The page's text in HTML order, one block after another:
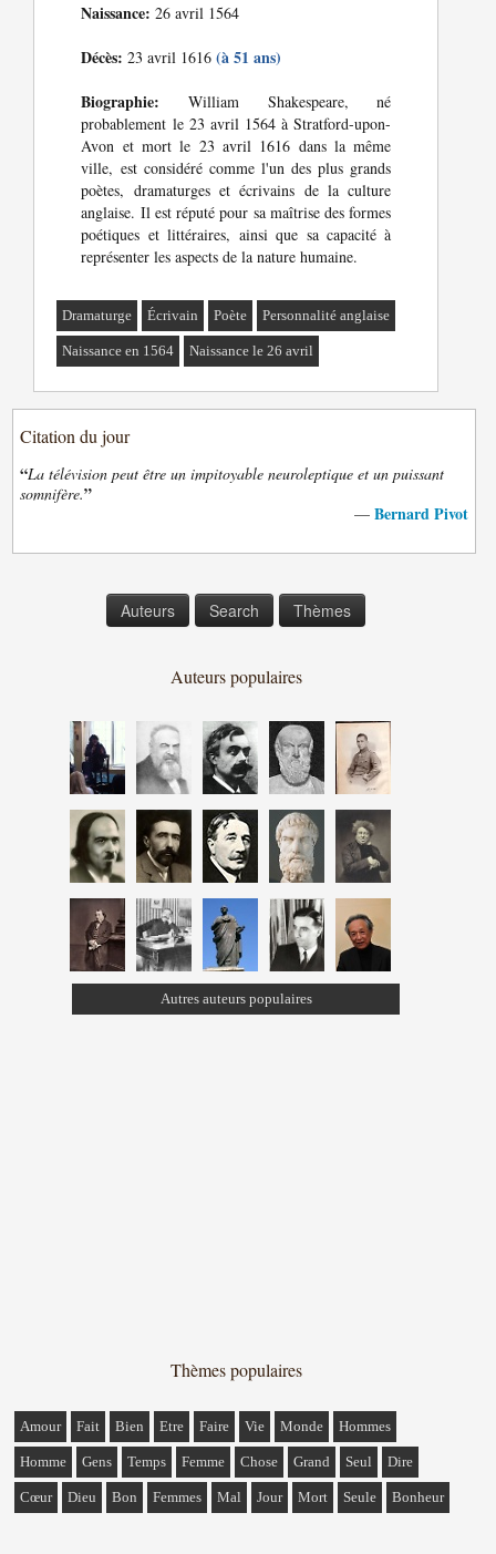
Naissance: 26 avril 1564
Décès: 23 avril 1616(à 51 ans)
Biographie: William Shakespeare, né
probablement le 23 avril 1564 à Stratford-upon-
Avon et mort le 23 avril 1616 dans la même
ville, est considéré comme l'un des plus grands
poètes, dramaturges et écrivains de la culture
anglaise. Il est réputé pour sa maîtrise des formes
poétiques et littéraires, ainsi que sa capacité à
représenter les aspects de la nature humaine.
Dramaturge Écrivain Poète Personnalité anglaise
Naissance en 1564 Naissance le 26 avril
Citation du jour
“La télévision peut être un impitoyable neuroleptique et un puissant
somnifère.”
— Bernard Pivot
Auteurs Search Thèmes
Auteurs populaires
Autres auteurs populaires
Thèmes populaires
Amour Fait Bien Etre Faire Vie Monde Hommes
Homme Gens Temps Femme Chose Grand Seul Dire
Cœur Dieu Bon Femmes Mal Jour Mort Seule Bonheur